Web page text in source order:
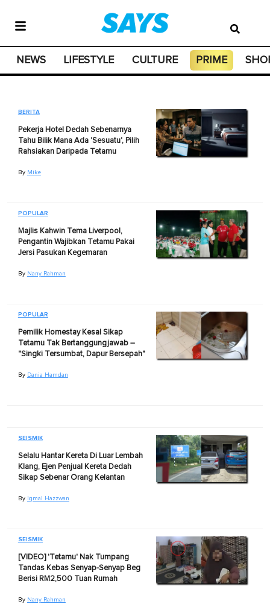
NEWS LIFESTYLE CULTURE PRIME
BERITA
Pekerja Hotel Dedah Sebenarnya
Tahu Bilik Mana Ada 'Sesuatu', Pilih
Rahsiakan Daripada Tetamu
By Mike
POPULAR
Majlis Kahwin Tema Liverpool,
Pengantin Wajibkan Tetamu Pakai
Jersi Pasukan Kegemaran
By Nany Rahman
POPULAR
Pemilik Homestay Kesal Sikap
Tetamu Tak Bertanggungjawab –
"Singki Tersumbat, Dapur Bersepah"
By Dania Hamdan
SEISMIK
Selalu Hantar Kereta Di Luar Lembah
Klang, Ejen Penjual Kereta Dedah
Sikap Sebenar Orang Kelantan
By Iqmal Hazzwan
SEISMIK
[VIDEO] 'Tetamu' Nak Tumpang
Tandas Kebas Senyap-Senyap Beg
Berisi RM2,500 Tuan Rumah
By Nany Rahman